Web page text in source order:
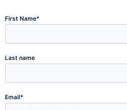
First Name*
Last name
Email*